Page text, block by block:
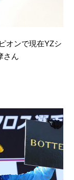
オンで現在YZシ
さん